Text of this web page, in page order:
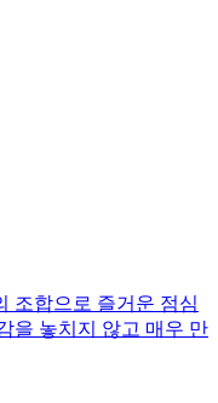
조합으로 즐거운 점심
을 놓치지 않고 매우 만